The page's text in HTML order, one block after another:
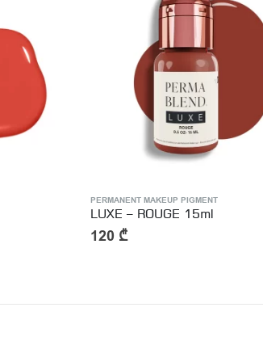
PERMANENT MAKEUP PIGMENT
LUXE – AMELIA ROSE – 15ml
120 ₾